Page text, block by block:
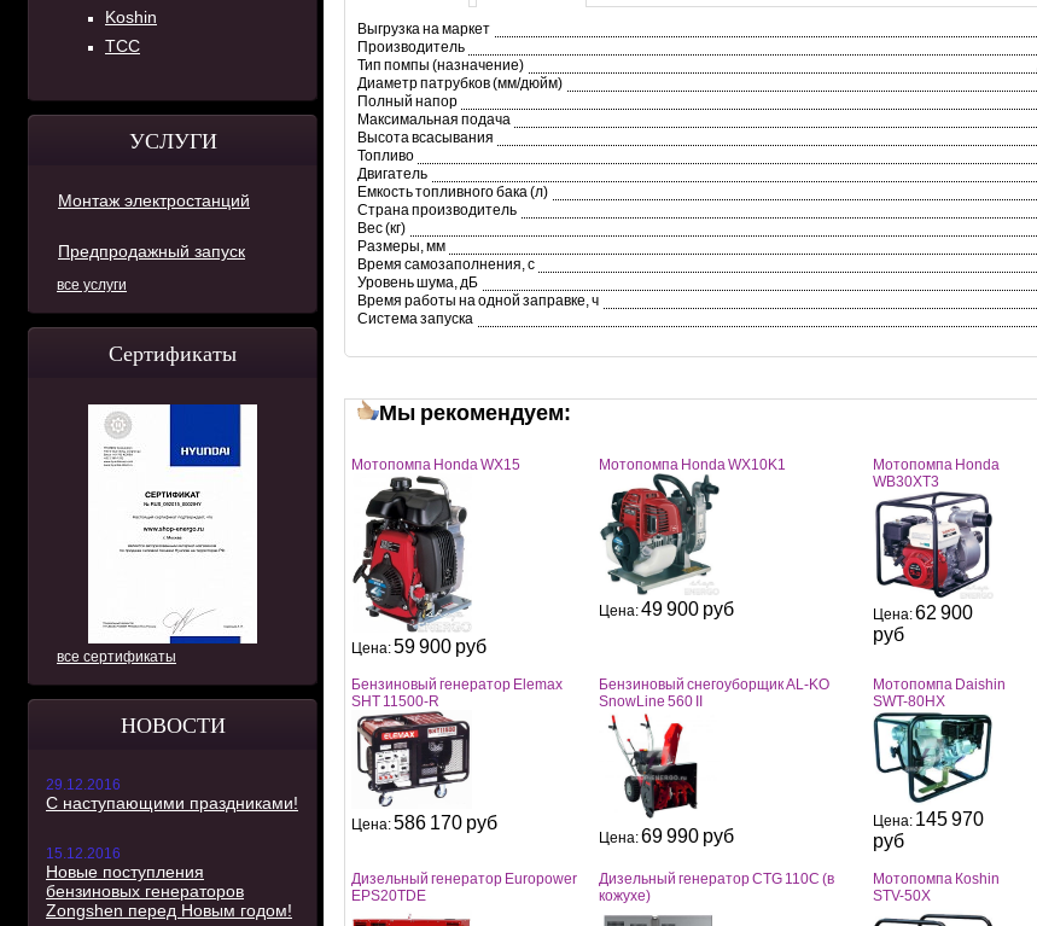
Koshin
ТСС
УСЛУГИ
Монтаж электростанций
Предпродажный запуск
все услуги
Сертификаты
все сертификаты
НОВОСТИ
29.12.2016
С наступающими праздниками!
15.12.2016
Новые поступления
бензиновых генераторов
Zongshen перед Новым годом!
Выгрузка на маркет
Производитель
Тип помпы (назначение)
Диаметр патрубков (мм/дюйм)
Полный напор
Максимальная подача
Высота всасывания
Топливо
Двигатель
Емкость топливного бака (л)
Страна производитель
Вес (кг)
Размеры, мм
Время самозаполнения, с
Уровень шума, дБ
Время работы на одной заправке, ч
Система запуска
Мы рекомендуем:
Мотопомпа Honda WX15
Цена:59 900 руб
Мотопомпа Honda WX10K1
Цена:49 900 руб
Мотопомпа Honda
WB30XT3
Цена:62 900
руб
Бензиновый генератор Elemax
SHT 11500-R
Цена:586 170 руб
Бензиновый снегоуборщик AL-KO
SnowLine 560 II
Цена:69 990 руб
Мотопомпа Daishin
SWT-80HX
Цена: 145 970
руб
Дизельный генератор Europower
EPS20TDE
Дизельный генератор CTG 110C (в
кожухе)
Мотопомпа Кoshin
STV-50X